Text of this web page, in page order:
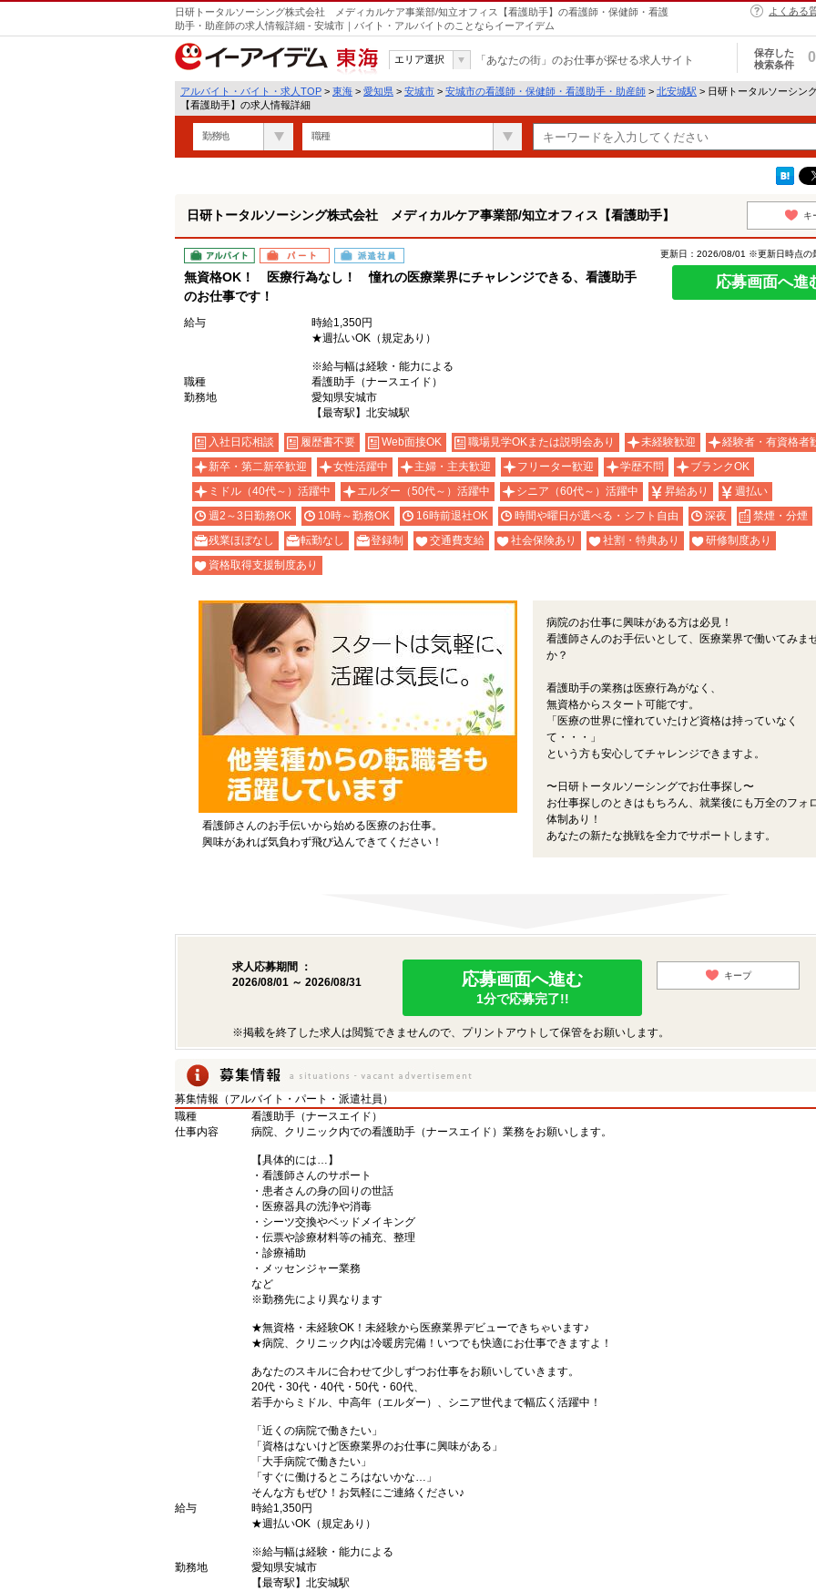
日研トータルソーシング株式会社 メディカルケア事業部/知立オフィス【看護助手】の看護師・保健師・看護
助手・助産師の求人情報詳細 - 安城市｜バイト・アルバイトのことならイーアイデム
よくある
東海
エリア選択 「あなたの街」のお仕事が探せる求人サイト
保存した
検索条件
0
アルバイト・バイト・求人TOP > 東海 > 愛知県 > 安城市 > 安城市の看護師・保健師・看護助手・助産師 > 北安城駅 > 日研トータルソーシン
【看護助手】の求人情報詳細
勤務地 職種
日研トータルソーシング株式会社 メディカルケア事業部/知立オフィス【看護助手】 キ
アルバイト パート 派遣社員
無資格OK！ 医療行為なし！ 憧れの医療業界にチャレンジできる、看護助手
のお仕事です！
更新日：2026/08/01 ※更新日時点の
応募画面へ進
給与
時給1,350円
★週払いOK（規定あり）
※給与幅は経験・能力による
職種
看護助手（ナースエイド）
勤務地
愛知県安城市
【最寄駅】北安城駅
入社日応相談 履歴書不要 Web面接OK 職場見学OKまたは説明会あり 未経験歓迎
経験者・有資格者
新卒・第二新卒歓迎
女性活躍中 主婦・主夫歓迎 フリーター歓迎 学歴不問
ブランクOK
ミドル（40代～）活躍中
エルダー（50代～）活躍中 シニア（60代～）活躍中 昇給あり
週払い
週2～3日勤務OK
10時～勤務OK 16時前退社OK 時間や曜日が選べる・シフト自由 深夜
禁煙・分煙
残業ほぼなし
転勤なし 登録制 交通費支給 社会保険あり 社割・特典あり
研修制度あり
資格取得支援制度あり
看護師さんのお手伝いから始める医療のお仕事。
興味があれば気負わず飛び込んできてください！
病院のお仕事に興味がある方は必見！
看護師さんのお手伝いとして、医療業界で働いてみま
か？
看護助手の業務は医療行為がなく、
無資格からスタート可能です。
「医療の世界に憧れていたけど資格は持っていなく
て・・・」
という方も安心してチャレンジできますよ。
〜日研トータルソーシングでお仕事探し〜
お仕事探しのときはもちろん、就業後にも万全のフォ
体制あり！
あなたの新たな挑戦を全力でサポートします。
求人応募期間 ：
2026/08/01 ～ 2026/08/31
応募画面へ進む
1分で応募完了!!
キープ
※掲載を終了した求人は閲覧できませんので、プリントアウトして保管をお願いします。
募集情報（アルバイト・パート・派遣社員）
職種
看護助手（ナースエイド）
仕事内容
病院、クリニック内での看護助手（ナースエイド）業務をお願いします。
【具体的には…】
・看護師さんのサポート
・患者さんの身の回りの世話
・医療器具の洗浄や消毒
・シーツ交換やベッドメイキング
・伝票や診療材料等の補充、整理
・診療補助
・メッセンジャー業務
など
※勤務先により異なります
★無資格・未経験OK！未経験から医療業界デビューできちゃいます♪
★病院、クリニック内は冷暖房完備！いつでも快適にお仕事できますよ！
あなたのスキルに合わせて少しずつお仕事をお願いしていきます。
20代・30代・40代・50代・60代、
若手からミドル、中高年（エルダー）、シニア世代まで幅広く活躍中！
「近くの病院で働きたい」
「資格はないけど医療業界のお仕事に興味がある」
「大手病院で働きたい」
「すぐに働けるところはないかな…」
そんな方もぜひ！お気軽にご連絡ください♪
給与
時給1,350円
★週払いOK（規定あり）
※給与幅は経験・能力による
勤務地
愛知県安城市
【最寄駅】北安城駅